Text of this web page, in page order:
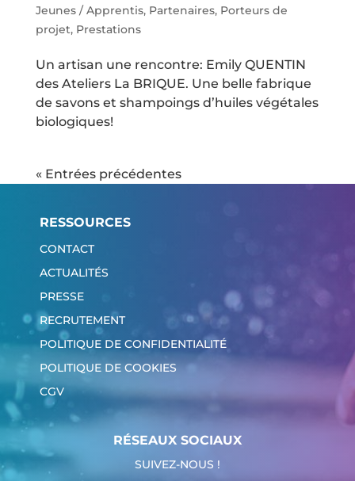
Jeunes / Apprentis, Partenaires, Porteurs de
projet, Prestations
Un artisan une rencontre: Emily QUENTIN
des Ateliers La BRIQUE. Une belle fabrique
de savons et shampoings d’huiles végétales
biologiques!
« Entrées précédentes
RESSOURCES
CONTACT
ACTUALITÉS
PRESSE
RECRUTEMENT
POLITIQUE DE CONFIDENTIALITÉ
POLITIQUE DE COOKIES
CGV
RÉSEAUX SOCIAUX
SUIVEZ-NOUS !